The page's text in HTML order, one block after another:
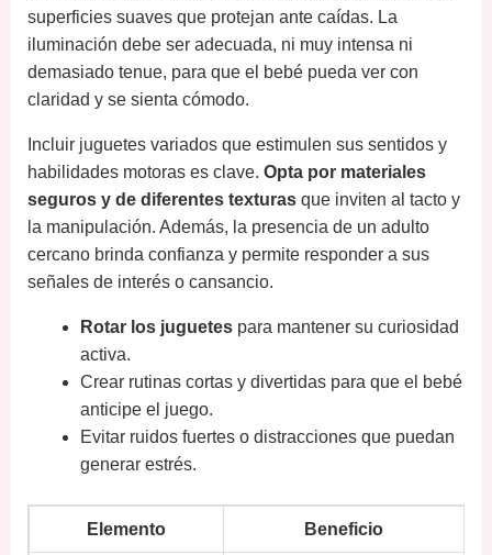
superficies suaves que protejan ante caídas. La
iluminación debe ser adecuada, ni muy intensa ni
demasiado tenue, para que el bebé pueda ver con
claridad y se sienta cómodo.
Incluir juguetes variados que estimulen sus sentidos y
habilidades motoras es clave. Opta por materiales
seguros y de diferentes texturasque inviten al tacto y
la manipulación. Además, la presencia de un adulto
cercano brinda confianza y permite responder a sus
señales de interés o cansancio.
Rotar los juguetespara mantener su curiosidad
activa.
Crear rutinas cortas y divertidas para que el bebé
anticipe el juego.
Evitar ruidos fuertes o distracciones que puedan
generar estrés.
Elemento Beneficio